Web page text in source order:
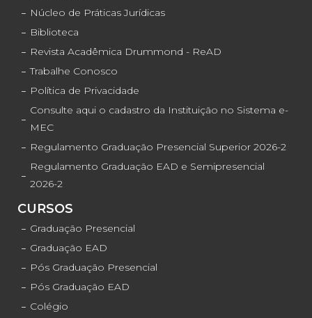
Núcleo de Práticas Jurídicas
Biblioteca
Revista Acadêmica Drummond - ReAD
Trabalhe Conosco
Política de Privacidade
Consulte aqui o cadastro da Instituição no Sistema e-
MEC
Regulamento Graduação Presencial Superior 2026-2
Regulamento Graduação EAD e Semipresencial
2026-2
CURSOS
Graduação Presencial
Graduação EAD
Pós Graduação Presencial
Pós Graduação EAD
Colégio